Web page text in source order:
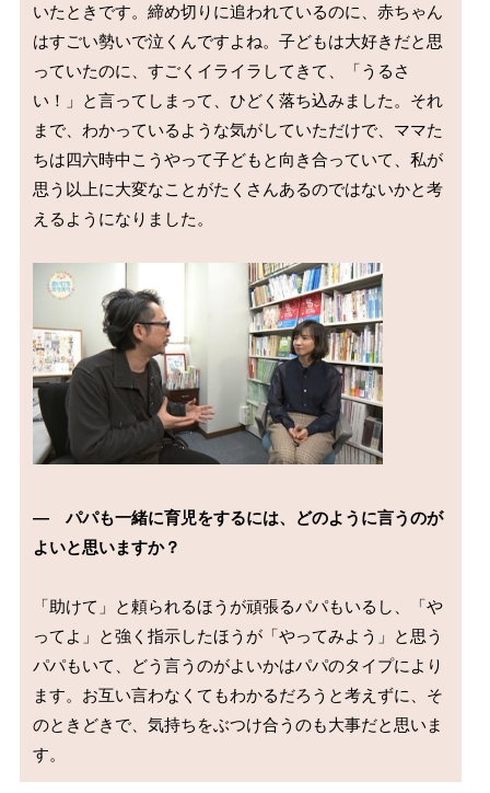
いたときです。締め切りに追われているのに、赤ちゃん
はすごい勢いで泣くんですよね。子どもは大好きだと思
っていたのに、すごくイライラしてきて、「うるさ
い！」と言ってしまって、ひどく落ち込みました。それ
まで、わかっているような気がしていただけで、ママた
ちは四六時中こうやって子どもと向き合っていて、私が
思う以上に大変なことがたくさんあるのではないかと考
えるようになりました。
―　パパも一緒に育児をするには、どのように言うのが
よいと思いますか？
「助けて」と頼られるほうが頑張るパパもいるし、「や
ってよ」と強く指示したほうが「やってみよう」と思う
パパもいて、どう言うのがよいかはパパのタイプにより
ます。お互い言わなくてもわかるだろうと考えずに、そ
のときどきで、気持ちをぶつけ合うのも大事だと思いま